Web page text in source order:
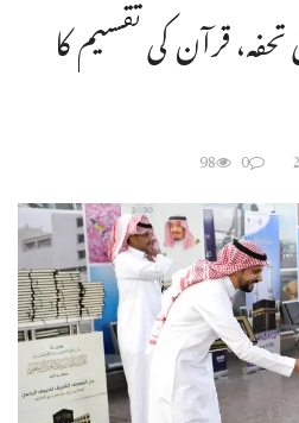
قرآن کی تقسیم کا
0
98